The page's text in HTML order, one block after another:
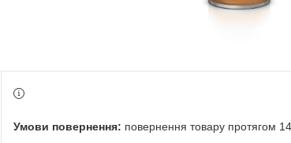
повернення товару протягом